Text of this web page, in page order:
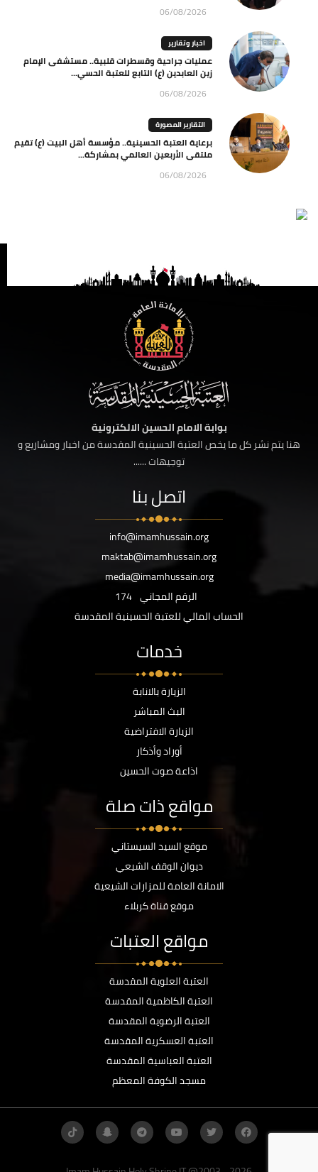
06/08/2026
اخبار وتقارير
عمليات جراحية وقسطرات قلبية.. مستشفى الإمام
زين العابدين (ع) التابع للعتبة الحسي...
06/08/2026
التقارير المصورة
برعاية العتبة الحسينية.. مؤسسة أهل البيت (ع) تقيم
ملتقى الأربعين العالمي بمشاركة...
06/08/2026
بوابة الامام الحسين الالكترونية
هنا يتم نشر كل ما يخص العتبة الحسينية المقدسة من اخبار ومشاريع و
توجيهات ......
اتصل بنا
info@imamhussain.org
maktab@imamhussain.org
media@imamhussain.org
الرقم المجاني 174
الحساب المالي للعتبة الحسينية المقدسة
خدمات
الزيارة بالانابة
البث المباشر
الزيارة الافتراضية
أوراد وأذكار
اذاعة صوت الحسين
مواقع ذات صلة
موقع السيد السيستاني
ديوان الوقف الشيعي
الامانة العامة للمزارات الشيعية
موقع قناة كربلاء
مواقع العتبات
العتبة العلوية المقدسة
العتبة الكاظمية المقدسة
العتبة الرضوية المقدسة
العتبة العسكرية المقدسة
العتبة العباسية المقدسة
مسجد الكوفة المعظم